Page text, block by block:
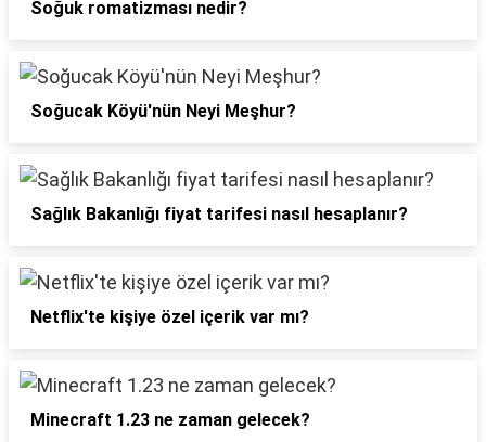
Soğuk romatizması nedir?
Soğucak Köyü'nün Neyi Meşhur?
Sağlık Bakanlığı fiyat tarifesi nasıl hesaplanır?
Netflix'te kişiye özel içerik var mı?
Minecraft 1.23 ne zaman gelecek?